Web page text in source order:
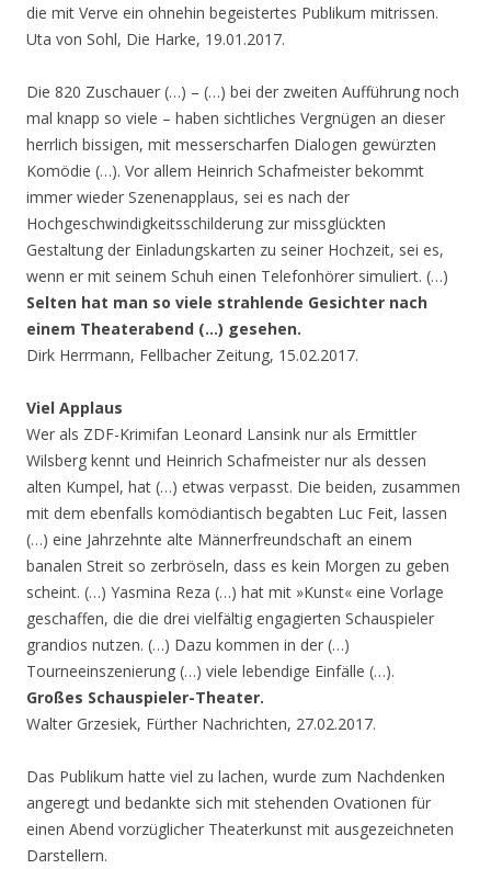
die mit Verve ein ohnehin begeistertes Publikum mitrissen.
Uta von Sohl, Die Harke, 19.01.2017.
Die 820 Zuschauer (…) – (…) bei der zweiten Aufführung noch
mal knapp so viele – haben sichtliches Vergnügen an dieser
herrlich bissigen, mit messerscharfen Dialogen gewürzten
Komödie (…). Vor allem Heinrich Schafmeister bekommt
immer wieder Szenenapplaus, sei es nach der
Hochgeschwindigkeitsschilderung zur missglückten
Gestaltung der Einladungskarten zu seiner Hochzeit, sei es,
wenn er mit seinem Schuh einen Telefonhörer simuliert. (…)
Selten hat man so viele strahlende Gesichter nach
einem Theaterabend (…) gesehen.
Dirk Herrmann, Fellbacher Zeitung, 15.02.2017.
Viel Applaus
Wer als ZDF-Krimifan Leonard Lansink nur als Ermittler
Wilsberg kennt und Heinrich Schafmeister nur als dessen
alten Kumpel, hat (…) etwas verpasst. Die beiden, zusammen
mit dem ebenfalls komödiantisch begabten Luc Feit, lassen
(…) eine Jahrzehnte alte Männerfreundschaft an einem
banalen Streit so zerbröseln, dass es kein Morgen zu geben
scheint. (…) Yasmina Reza (…) hat mit »Kunst« eine Vorlage
geschaffen, die die drei vielfältig engagierten Schauspieler
grandios nutzen. (…) Dazu kommen in der (…)
Tourneeinszenierung (…) viele lebendige Einfälle (…).
Großes Schauspieler-Theater.
Walter Grzesiek, Fürther Nachrichten, 27.02.2017.
Das Publikum hatte viel zu lachen, wurde zum Nachdenken
angeregt und bedankte sich mit stehenden Ovationen für
einen Abend vorzüglicher Theaterkunst mit ausgezeichneten
Darstellern.